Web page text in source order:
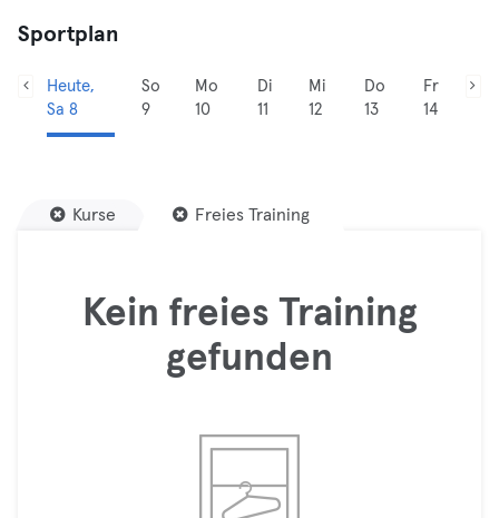
Sportplan
Heute,
Sa 8
So
9
Mo
10
Di
11
Mi
12
Do
13
Fr
14
Kurse Freies Training
Kein freies Training
gefunden